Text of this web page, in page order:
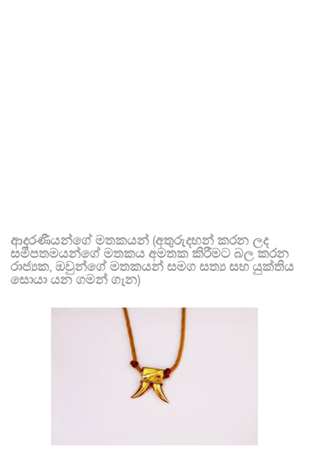
ආදරණීයන්ගේ මතකයන් (අතුරුදහන් කරන ලද
සමීපතමයන්ගේ මතකය අමතක කිරීමට බල කරන
රාජ්‍යක, ඔවුන්ගේ මතකයන් සමග සත්‍ය සහ යුක්තිය
සොයා යන ගමන් ගැන)